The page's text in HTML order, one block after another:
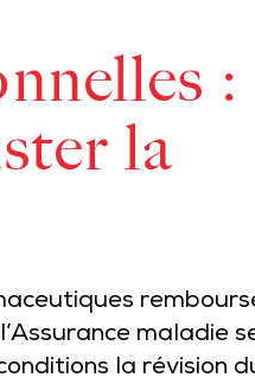
:
la
maladie
la révision